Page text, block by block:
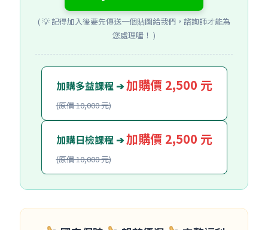
( 💡 記得加入後要先傳送一個貼圖給我們，諮詢師才能為
您處理喔！ )
加購多益課程 ➔加購價 2,500 元
(原價 10,000 元)
加購日檢課程 ➔加購價 2,500 元
(原價 10,000 元)